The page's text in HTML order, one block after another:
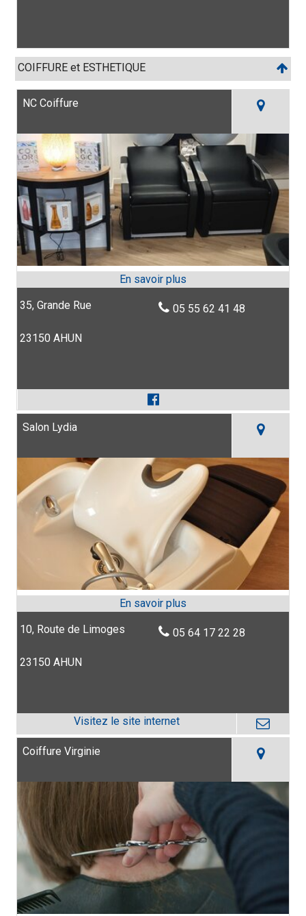
COIFFURE et ESTHETIQUE
NC Coiffure
35, Grande Rue
23150 AHUN
05 55 62 41 48
Salon Lydia
10, Route de Limoges
23150 AHUN
05 64 17 22 28
Coiffure Virginie